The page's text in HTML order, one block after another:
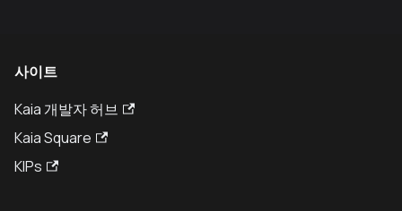
사이트
Kaia 개발자 허브
Kaia Square
KIPs